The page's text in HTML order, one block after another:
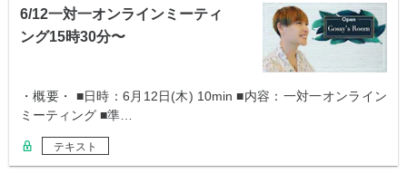
6/12一対一オンラインミーティ
ング15時30分〜
・概要・ ■日時：6月12日(木) 10min ■内容：一対一オンライン
ミーティング ■準…
テキスト